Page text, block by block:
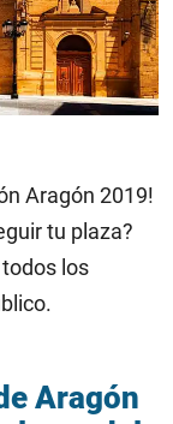
Aragón 2019!
tu plaza?
los
Aragón